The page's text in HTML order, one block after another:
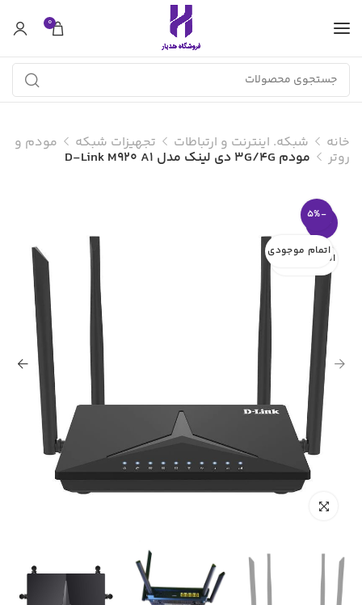
0
خانه شبکه. اینترنت و ارتباطات تجهیزات شبکه مودم و
روتر مودم 3G/4G دی لینک مدل D-Link M920 A1
-5%
اتمام موجودی
اتمام موجودی